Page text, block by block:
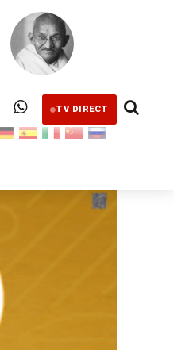
TV DIRECT